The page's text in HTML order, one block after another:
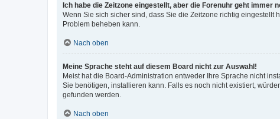
Ich habe die Zeitzone eingestellt, aber die Forenuhr geht immer
Wenn Sie sich sicher sind, dass Sie die Zeitzone richtig eingestellt
Problem beheben kann.
Nach oben
Meine Sprache steht auf diesem Board nicht zur Auswahl!
Meist hat die Board-Administration entweder Ihre Sprache nicht
Sie benötigen, installieren kann. Falls es noch nicht existiert,
gefunden werden.
Nach oben